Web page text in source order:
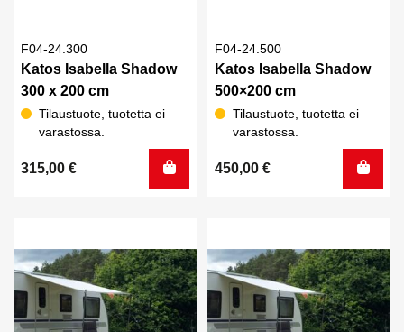
F04-24.300
Katos Isabella Shadow
300 x 200 cm
Tilaustuote, tuotetta ei
varastossa.
315,00 €
F04-24.500
Katos Isabella Shadow
500×200 cm
Tilaustuote, tuotetta ei
varastossa.
450,00 €